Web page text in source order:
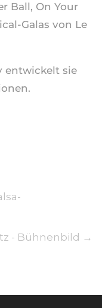
Ball, On Your
Galas von Le
entwickelt sie
- Bühnenbild →